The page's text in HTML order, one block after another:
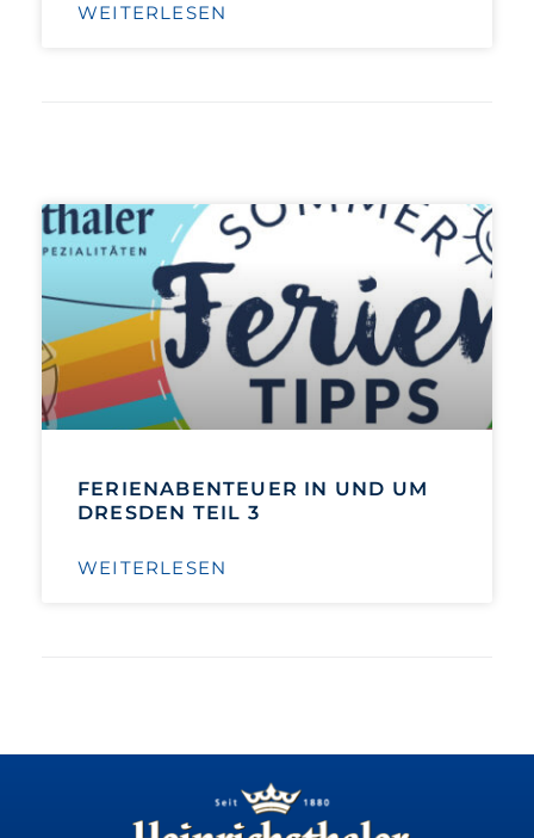
WEITERLESEN
FERIENABENTEUER IN UND UM
DRESDEN TEIL 3
WEITERLESEN